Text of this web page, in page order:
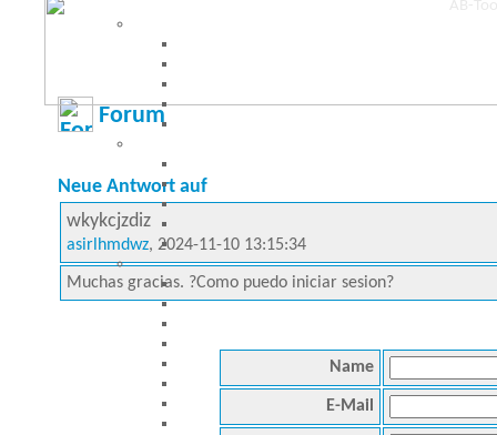
Forum
Neue Antwort auf
wkykcjzdiz
asirlhmdwz, 2024-11-10 13:15:34
Muchas gracias. ?Como puedo iniciar sesion?
Name
E-Mail